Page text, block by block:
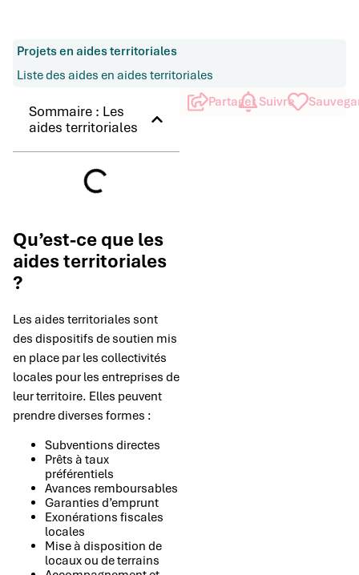
Projets en aides territoriales
Liste des aides en aides territoriales
Sommaire : Les
aides territoriales
Qu’est-ce que les
aides territoriales
?
Les aides territoriales sont
des dispositifs de soutien mis
en place par les collectivités
locales pour les entreprises de
leur territoire. Elles peuvent
prendre diverses formes :
Subventions directes
Prêts à taux
préférentiels
Avances remboursables
Garanties d’emprunt
Exonérations fiscales
locales
Mise à disposition de
locaux ou de terrains
Partager Suivre